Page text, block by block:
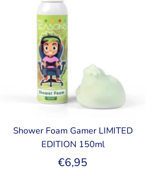
Shower Foam Gamer LIMITED
EDITION 150ml
€6,95